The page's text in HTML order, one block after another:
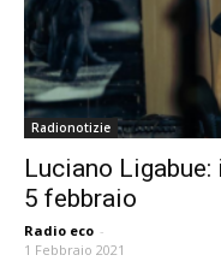
Radionotizie
Luciano
5 febbraio
Radio eco -
1 Febbraio 2021